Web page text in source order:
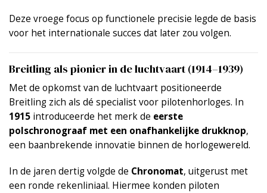
Deze vroege focus op functionele precisie legde de basis
voor het internationale succes dat later zou volgen.
Breitling als pionier in de luchtvaart (1914–1939)
Met de opkomst van de luchtvaart positioneerde
Breitling zich als dé specialist voor pilotenhorloges. In
1915 introduceerde het merk de eerste
polschronograaf met een onafhankelijke drukknop,
een baanbrekende innovatie binnen de horlogewereld.
In de jaren dertig volgde de Chronomat, uitgerust met
een ronde rekenliniaal. Hiermee konden piloten